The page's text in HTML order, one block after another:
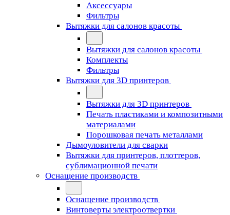
Аксессуары
Фильтры
Вытяжки для салонов красоты
Вытяжки для салонов красоты
Комплекты
Фильтры
Вытяжки для 3D принтеров
Вытяжки для 3D принтеров
Печать пластиками и композитными
материалами
Порошковая печать металлами
Дымоуловители для сварки
Вытяжки для принтеров, плоттеров,
сублимационной печати
Оснащение производств
Оснащение производств
Винтоверты электроотвертки